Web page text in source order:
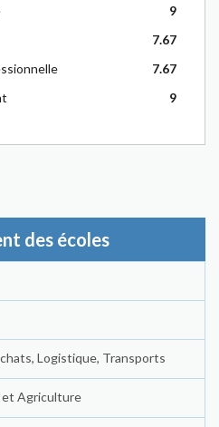
9
7.67
7.67
9
des écoles
Logistique, Transports
et Agriculture